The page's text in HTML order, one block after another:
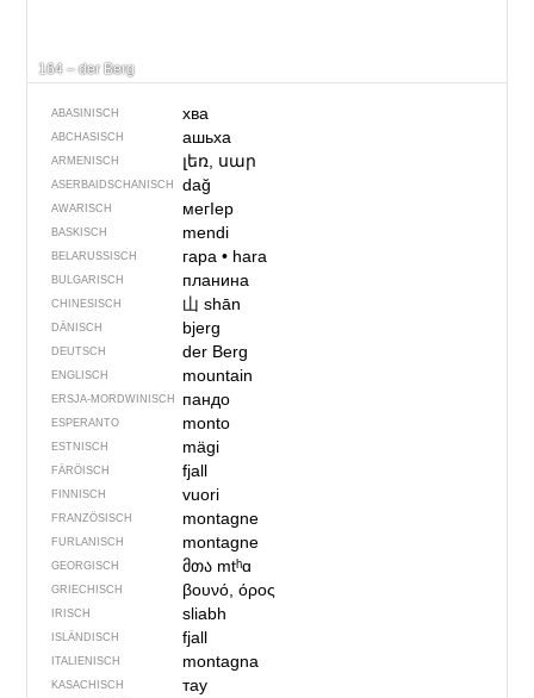
164 – der Berg
ABASINISCH хва
ABCHASISCH ашьха
ARMENISCH լեռ, սար
ASERBAIDSCHANISCH dağ
AWARISCH мегIер
BASKISCH mendi
BELARUSSISCH гара• hara
BULGARISCH планина
CHINESISCH 山shān
DÄNISCH bjerg
DEUTSCH der Berg
ENGLISCH mountain
ERSJA-MORDWINISCH пандо
ESPERANTO monto
ESTNISCH mägi
FÄRÖISCH fjall
FINNISCH vuori
FRANZÖSISCH montagne
FURLANISCH montagne
GEORGISCH მთა mtʰɑ
GRIECHISCH βουνό, όρος
IRISCH sliabh
ISLÄNDISCH fjall
ITALIENISCH montagna
KASACHISCH тау